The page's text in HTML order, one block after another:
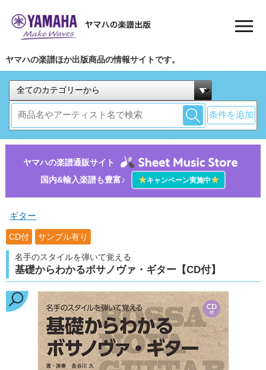
ヤマハの楽譜ほか出版商品の情報サイトです。
条件を追加
ヤマハの楽譜通販サイト
国内&輸入楽譜も豊富♪
★キャンペーン実施中★
ギター
CD付 サンプル有り
名手のスタイルを弾いて覚える
基礎からわかるボサノヴァ・ギター【CD付】